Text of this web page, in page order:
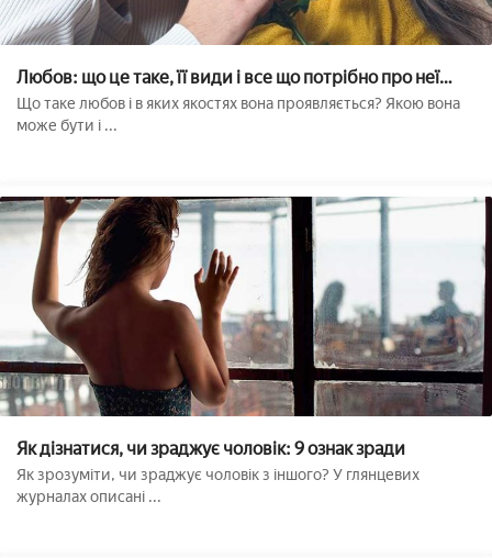
Любов: що це таке, її види і все що потрібно про неї
знати
Що таке любов і в яких якостях вона проявляється? Якою вона
може бути і ...
Як дізнатися, чи зраджує чоловік: 9 ознак зради
Як зрозуміти, чи зраджує чоловік з іншого? У глянцевих
журналах описані ...